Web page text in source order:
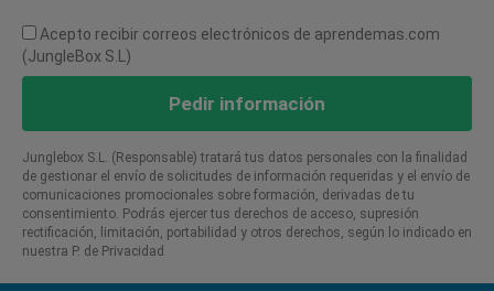
Acepto recibir correos electrónicos de aprendemas.com
(JungleBox S.L)
Pedir información
Junglebox S.L. (Responsable) tratará tus datos personales con la finalidad
de gestionar el envío de solicitudes de información requeridas y el envío de
comunicaciones promocionales sobre formación, derivadas de tu
consentimiento. Podrás ejercer tus derechos de acceso, supresión
rectificación, limitación, portabilidad y otros derechos, según lo indicado en
nuestra P. de Privacidad​